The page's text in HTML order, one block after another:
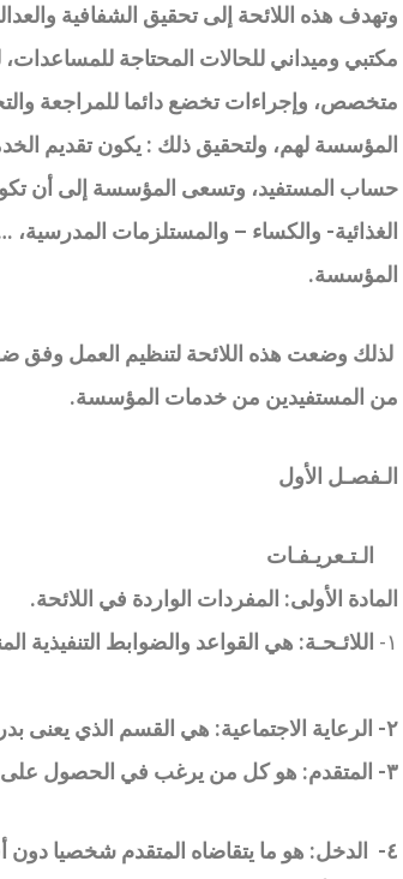
وتهدف هذه اللائحة إلى تحقيق الشفافية
مكتبي وميداني للحالات المحتاجة
متخصص، وإجراءات تخضع دائما للمراجعة
المؤسسة لهم، ولتحقيق ذلك : يكون تقديم
حساب المستفيد، وتسعى المؤسسة إلى أن
الغذائية- والكساء – والمستلزمات
المؤسسة.
لذلك وضعت هذه اللائحة لتنظيم العمل وفق
من المستفيدين من خدمات المؤسسة.
الـفصـل الأول
الـتـعريـفـات
المادة الأولى: المفردات الواردة في اللائحة.
١-
اللائـحـة: هي القواعد والضوابط
٢- الرعاية الاجتماعية: هي القسم الذي يعنى
٣- المتقدم: هو كل من يرغب في الحصول
٤-
الدخل: هو ما يتقاضاه المتقدم شخصيا